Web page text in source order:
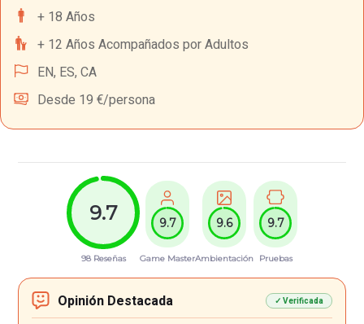
+ 18 Años
+ 12 Años Acompañados por Adultos
EN, ES, CA
Desde 19 €/persona
9.7
98 Reseñas
9.7
Game Master
9.6
Ambientación
9.7
Pruebas
Opinión Destacada ✓ Verificada